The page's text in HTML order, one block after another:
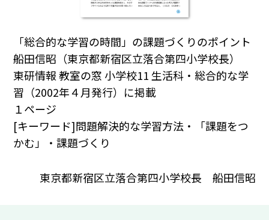
「総合的な学習の時間」の課題づくりのポイント
船田信昭（東京都新宿区立落合第四小学校長）
東研情報 教室の窓 小学校11 生活科・総合的な学
習（2002年４月発行）に掲載
１ページ
[キーワード]問題解決的な学習方法・「課題をつ
かむ」・課題づくり
東京都新宿区立落合第四小学校長 船田信昭